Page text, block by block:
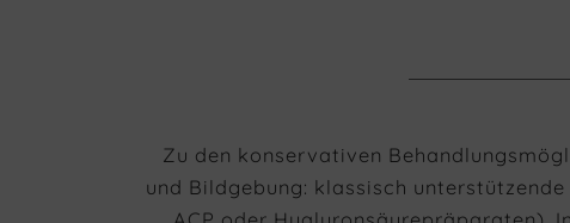
Zu den konservativen
und Bildgebung: klassisch